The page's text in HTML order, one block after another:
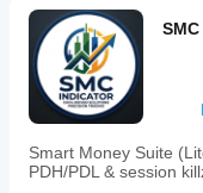
响有限。区域在
区域条件且未被
域都会重新出现
欢迎查看我的其他
system
is
designed
minimize
noise
by
triggering
notifications
only
Smart Money Suite
PDH/PDL & session